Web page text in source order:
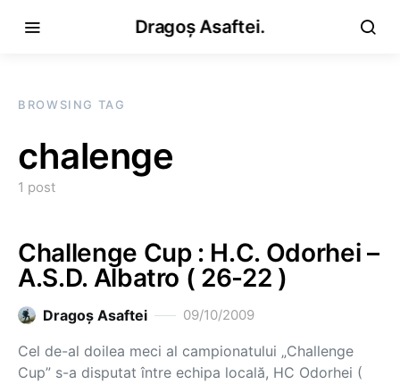
Dragoș Asaftei.
BROWSING TAG
chalenge
1 post
Challenge Cup : H.C. Odorhei –
A.S.D. Albatro ( 26-22 )
Dragoş Asaftei 09/10/2009
Cel de-al doilea meci al campionatului „Challenge
Cup” s-a disputat între echipa locală, HC Odorhei (